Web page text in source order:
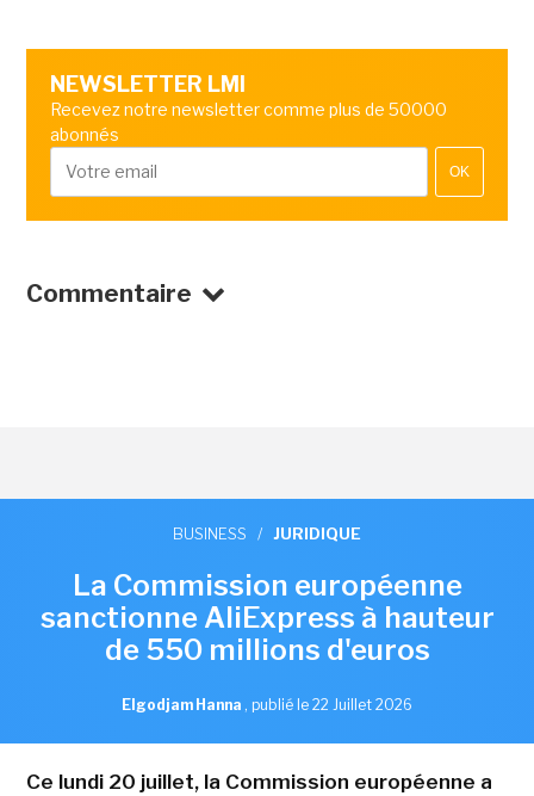
NEWSLETTER LMI
Recevez notre newsletter comme plus de 50000
abonnés
OK
Commentaire
BUSINESS / JURIDIQUE
La Commission européenne
sanctionne AliExpress à hauteur
de 550 millions d'euros
Elgodjam Hanna , publié le 22 Juillet 2026
Ce lundi 20 juillet, la Commission européenne a